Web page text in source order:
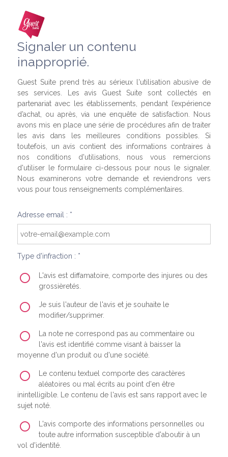
Signaler un contenu
inapproprié.
Guest Suite prend très au sérieux l'utilisation abusive de
ses services. Les avis Guest Suite sont collectés en
partenariat avec les établissements, pendant l’expérience
d’achat, ou après, via une enquête de satisfaction. Nous
avons mis en place une série de procédures afin de traiter
les avis dans les meilleures conditions possibles. Si
toutefois, un avis contient des informations contraires à
nos conditions d'utilisations, nous vous remercions
d'utiliser le formulaire ci-dessous pour nous le signaler.
Nous examinerons votre demande et reviendrons vers
vous pour tous renseignements complémentaires.
Adresse email : *
Type d'infraction : *
L'avis est diffamatoire, comporte des injures ou des
grossièretés.
Je suis l'auteur de l'avis et je souhaite le
modifier/supprimer.
La note ne correspond pas au commentaire ou
l'avis est identifié comme visant à baisser la
moyenne d'un produit ou d'une société.
Le contenu textuel comporte des caractères
aléatoires ou mal écrits au point d'en être
inintelligible. Le contenu de l'avis est sans rapport avec le
sujet noté.
L'avis comporte des informations personnelles ou
toute autre information susceptible d'aboutir à un
vol d'identité.